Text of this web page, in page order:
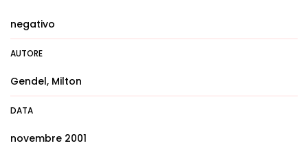
negativo
AUTORE
Gendel, Milton
DATA
novembre 2001